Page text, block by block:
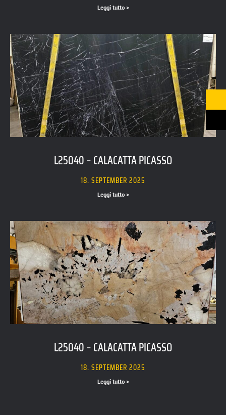
Leggi tutto >
L25040 – CALACATTA PICASSO
18. SEPTEMBER 2025
Leggi tutto >
L25040 – CALACATTA PICASSO
18. SEPTEMBER 2025
Leggi tutto >